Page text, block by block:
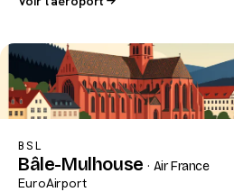
BSL
Bâle-Mulhouse· Air France
EuroAirport